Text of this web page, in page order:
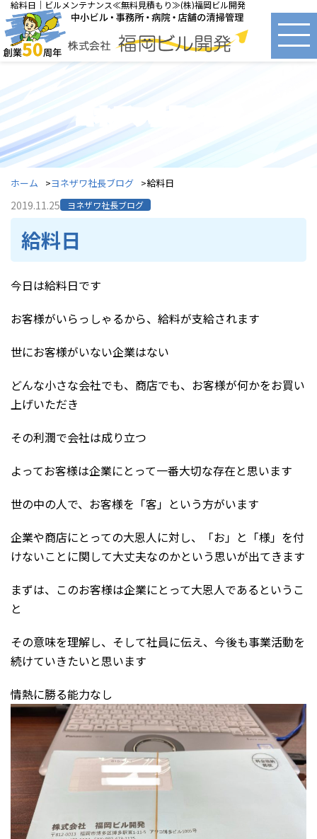
給料日｜ビルメンテナンス≪無料見積もり≫(株)福岡ビル開発
ヨネザワ社長ブログ
ホーム ヨネザワ社長ブログ 給料日
2019.11.25 ヨネザワ社長ブログ
給料日
今日は給料日です
お客様がいらっしゃるから、給料が支給されます
世にお客様がいない企業はない
どんな小さな会社でも、商店でも、お客様が何かをお買い
上げいただき
その利潤で会社は成り立つ
よってお客様は企業にとって一番大切な存在と思います
世の中の人で、お客様を「客」という方がいます
企業や商店にとっての大恩人に対し、「お」と「様」を付
けないことに関して大丈夫なのかという思いが出てきます
まずは、このお客様は企業にとって大恩人であるというこ
と
その意味を理解し、そして社員に伝え、今後も事業活動を
続けていきたいと思います
情熱に勝る能力なし